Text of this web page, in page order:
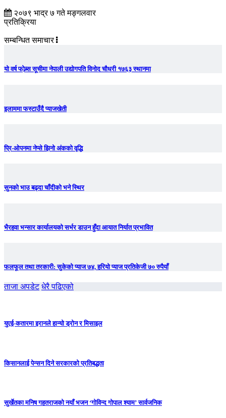
२०७९ भाद्र ७ गते मङ्गलवार
प्रतिक्रिया
सम्बन्धित समाचार
यो वर्ष फोब्र्स सूचीमा नेपाली उद्योगपति विनोद चौधरी १७६३ स्थानमा
इलाममा फस्टाउँदै प्याजखेती
प्रि-ओपनमा नेप्से झिनो अंकको वृद्धि
सुनको भाउ बढ्दा चाँदीकाे भने स्थिर
भैरहवा भन्सार कार्यालयको सर्भर डाउन हुँदा आयात निर्यात प्रभावित
फलफूल तथा तरकारी: सुकेको प्याज ७४, हरियो प्याज प्रतिकेजी ७० रुपैयाँ
ताजा अपडेट धेरै पढिएको
युएई-कतारमा इरानले हान्यो ड्रोन र मिसाइल
किसानलाई पेन्सन दिने सरकारको प्रतिबद्धता
सुर्खेतका मनिष गहतराजको नयाँ भजन ‘गोविन्द गोपाल श्याम’ सार्वजनिक